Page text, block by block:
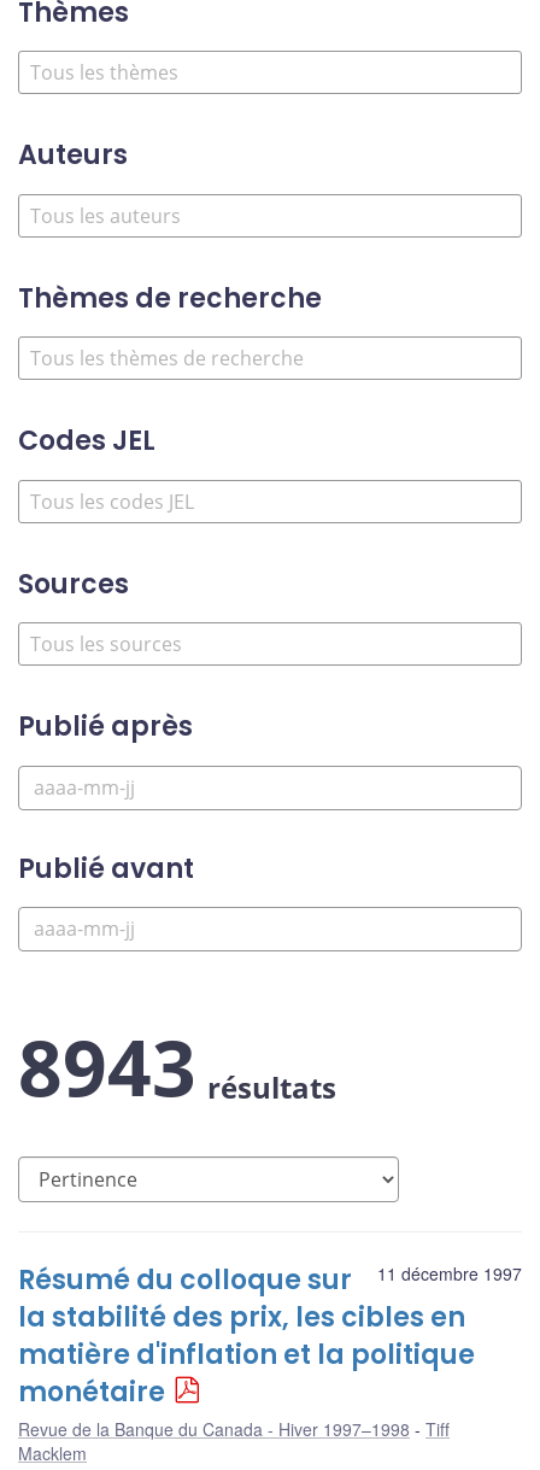
Thèmes
Auteurs
Thèmes de recherche
Codes JEL
Sources
Publié après
Publié avant
8943 résultats
11 décembre 1997
Résumé du colloque sur
la stabilité des prix, les cibles en
matière d'inflation et la politique
monétaire
Revue de la Banque du Canada - Hiver 1997–1998
Tiff
Macklem